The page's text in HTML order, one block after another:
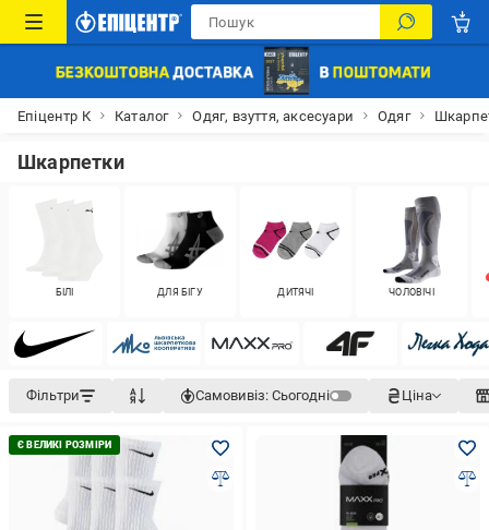
Епіцентр К Каталог Одяг, взуття, аксесуари Одяг
Шкарпетки
БІЛІ ДЛЯ БІГУ ДИТЯЧІ ЧОЛОВІЧІ
Фільтри Самовивіз: Сьогодні Ціна